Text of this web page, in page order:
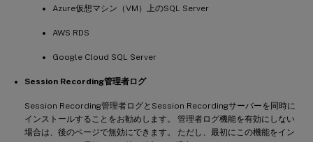
Azure仮想マシン（VM）上のSQL Server
AWS RDS
Google Cloud SQL Server
Session Recording管理者ログ
Session Recording管理者ログとSession Recordingサーバーを同時に
インストールすることをお勧めします。 管理者ログ機能を有効にしない
場合は、後のページで無効にできます。 ただし、最初にこの機能をイン